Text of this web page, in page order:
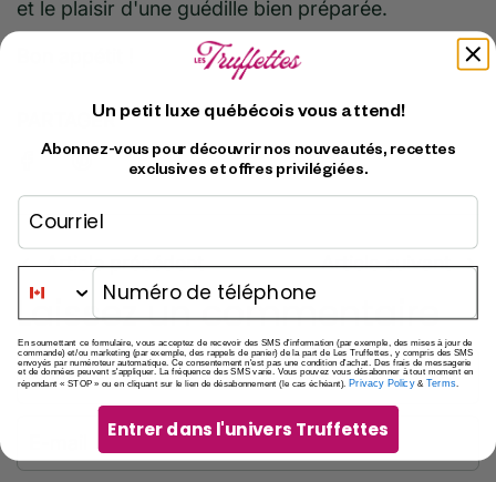
et le plaisir d'une guédille bien préparée.
PARTAGER
Article précédent Article suivant
Laissez un commentaire
Nom
mail
Un petit luxe québécois vous attend!
Abonnez-vous pour découvrir nos nouveautés, recettes
exclusives et offres privilégiées.
Email
numéro de téléphone
En soumettant ce formulaire, vous acceptez de recevoir des SMS d'information (par exemple, des mises à jour de
commande) et/ou marketing (par exemple, des rappels de panier) de la part de Les Truffettes, y compris des SMS
envoyés par numéroteur automatique. Ce consentement n'est pas une condition d'achat. Des frais de messagerie
et de données peuvent s'appliquer. La fréquence des SMS varie. Vous pouvez vous désabonner à tout moment en
répondant « STOP » ou en cliquant sur le lien de désabonnement (le cas échéant). Privacy Policy& Terms.
Entrer dans l'univers Truffettes